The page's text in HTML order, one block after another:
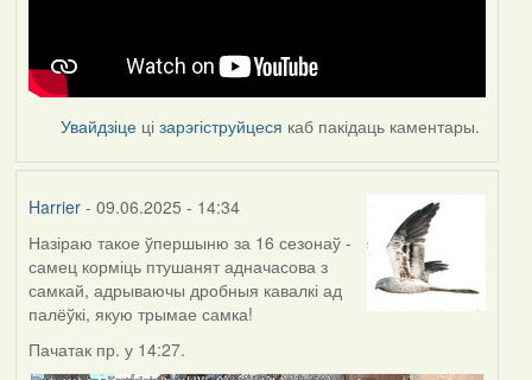
Увайдзіце цізарэгіструйцеся каб пакідаць каментары.
Harrier- 09.06.2025 - 14:34
Назіраю такое ўпершыню за 16 сезонаў -
самец корміць птушанят адначасова з
самкай, адрываючы дробныя кавалкі ад
палёўкі, якую трымае самка!
Пачатак пр. у 14:27.